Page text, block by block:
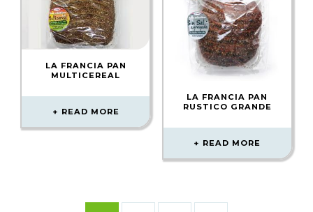
LA FRANCIA PAN
MULTICEREAL
READ MORE
LA FRANCIA PAN
RUSTICO GRANDE
READ MORE